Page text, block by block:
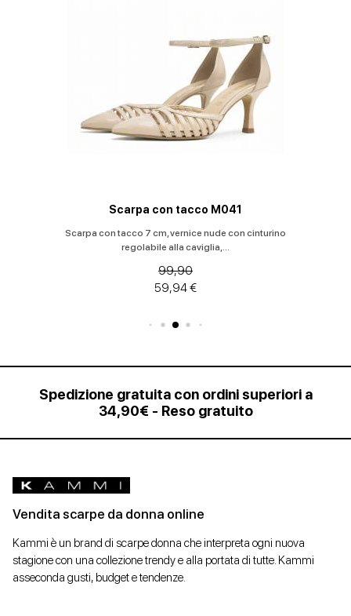
Scarpa con tacco M041
Scarpa con tacco 7 cm, vernice nude con cinturino
regolabile alla caviglia,...
99,90
59,94 €
Spedizione gratuita con ordini superiori a
34,90€ - Reso gratuito
Vendita scarpe da donna online
Kammi è un brand di scarpe donna che interpreta ogni nuova
stagione con una collezione trendy e alla portata di tutte. Kammi
asseconda gusti, budget e tendenze.